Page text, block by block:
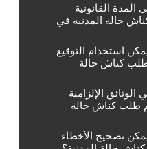
المدة القانونية
حالة المدنية في
استخدام التوقيع
طلب كناش حالة
الوثائق الإلزامية
طلب كناش حالة
تصحيح الأخطاء